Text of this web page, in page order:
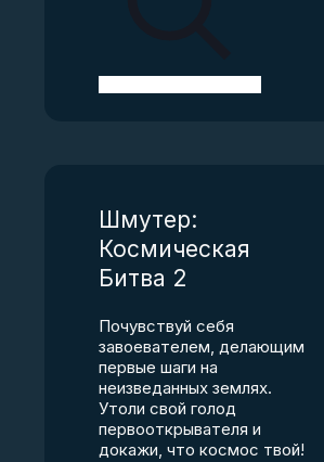
Шмутер:
Космическая
Битва 2
Почувствуй себя
завоевателем, делающим
первые шаги на
неизведанных землях.
Утоли свой голод
первооткрывателя и
докажи, что космос твой!